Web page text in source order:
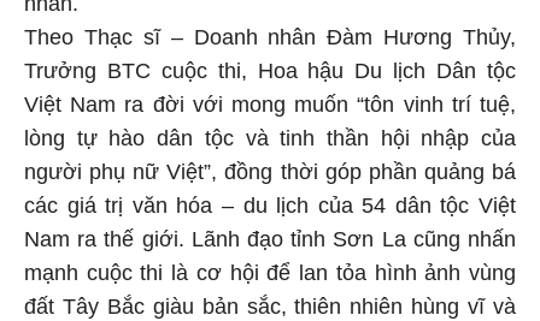
Theo Thạc sĩ – Doanh nhân Đàm Hương Thủy,
Trưởng BTC cuộc thi, Hoa hậu Du lịch Dân tộc
Việt Nam ra đời với mong muốn “tôn vinh trí tuệ,
lòng tự hào dân tộc và tinh thần hội nhập của
người phụ nữ Việt”, đồng thời góp phần quảng bá
các giá trị văn hóa – du lịch của 54 dân tộc Việt
Nam ra thế giới. Lãnh đạo tỉnh Sơn La cũng nhấn
mạnh cuộc thi là cơ hội để lan tỏa hình ảnh vùng
đất Tây Bắc giàu bản sắc, thiên nhiên hùng vĩ và